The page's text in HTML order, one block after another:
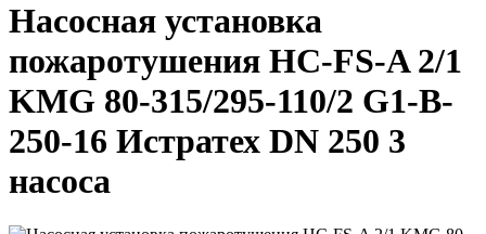
Насосная установка
пожаротушения HC-FS-A 2/1
KMG 80-315/295-110/2 G1-B-
250-16 Истратех DN 250 3
насоса